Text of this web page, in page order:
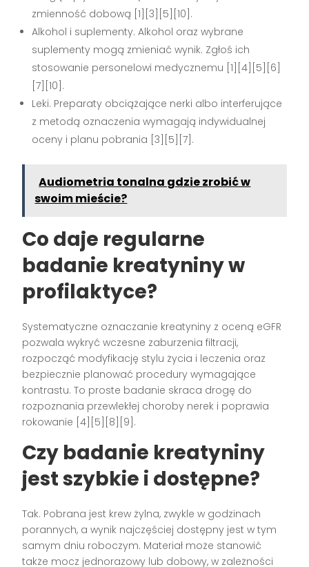
zmienność dobową [1][3][5][10].
Alkohol i suplementy. Alkohol oraz wybrane
suplementy mogą zmieniać wynik. Zgłoś ich
stosowanie personelowi medycznemu [1][4][5][6]
[7][10].
Leki. Preparaty obciążające nerki albo interferujące
z metodą oznaczenia wymagają indywidualnej
oceny i planu pobrania [3][5][7].
Audiometria tonalna gdzie zrobić w
swoim mieście?
Co daje regularne
badanie kreatyniny w
profilaktyce?
Systematyczne oznaczanie kreatyniny z oceną eGFR
pozwala wykryć wczesne zaburzenia filtracji,
rozpocząć modyfikację stylu życia i leczenia oraz
bezpiecznie planować procedury wymagające
kontrastu. To proste badanie skraca drogę do
rozpoznania przewlekłej choroby nerek i poprawia
rokowanie [4][5][8][9].
Czy badanie kreatyniny
jest szybkie i dostępne?
Tak. Pobrana jest krew żylna, zwykle w godzinach
porannych, a wynik najczęściej dostępny jest w tym
samym dniu roboczym. Materiał może stanowić
także mocz jednorazowy lub dobowy, w zależności